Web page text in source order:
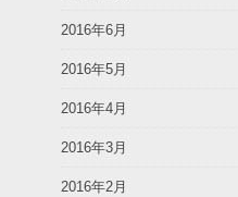
2016年6月
2016年5月
2016年4月
2016年3月
2016年2月